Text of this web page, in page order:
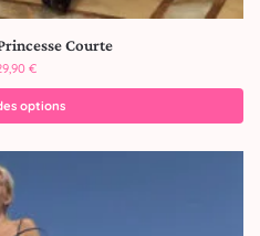
Courte
€
options